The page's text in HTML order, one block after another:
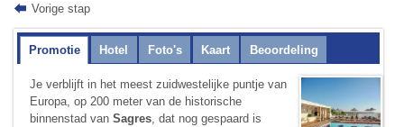
Vorige stap
Promotie Hotel Foto's Kaart Beoordeling
Je verblijft in het meest zuidwestelijke puntje van
Europa, op 200 meter van de historische
binnenstad vanSagres, dat nog gespaard is